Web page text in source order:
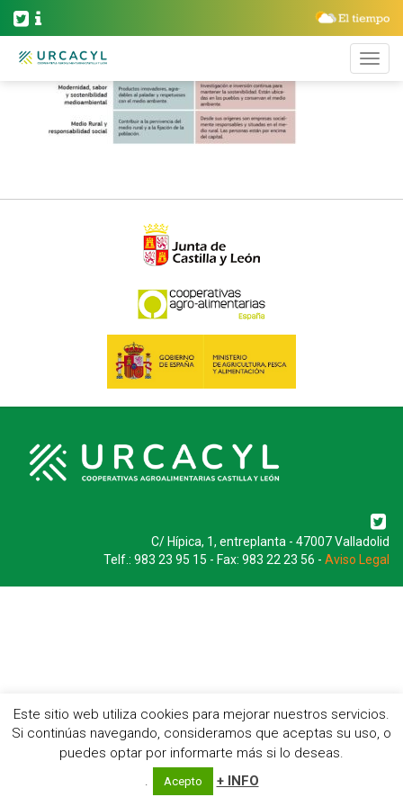
C/ Hípica, 1, entreplanta - 47007 Valladolid
Telf.: 983 23 95 15 - Fax: 983 22 23 56 - Aviso Legal
Este sitio web utiliza cookies para mejorar nuestros servicios.
Si continúas navegando, consideramos que aceptas su uso, o
puedes optar por informarte más si lo deseas.
.
Acepto + INFO